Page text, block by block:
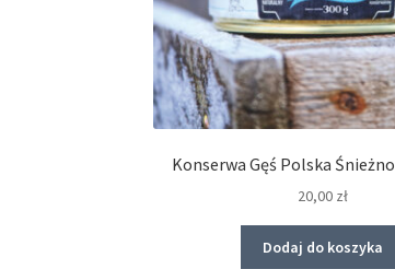
Konserwa Gęś Polska
20,00 zł
Dodaj do koszyka